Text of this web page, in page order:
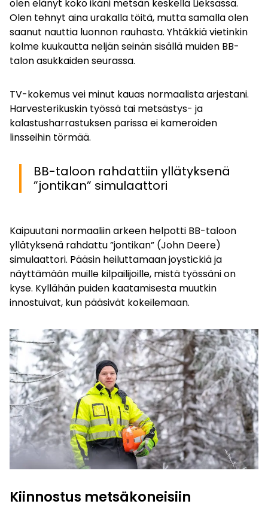
olen elänyt koko ikäni metsän keskellä Lieksassa.
Olen tehnyt aina urakalla töitä, mutta samalla olen
saanut nauttia luonnon rauhasta. Yhtäkkiä vietinkin
kolme kuukautta neljän seinän sisällä muiden BB-
talon asukkaiden seurassa.
TV-kokemus vei minut kauas normaalista arjestani.
Harvesterikuskin työssä tai metsästys- ja
kalastusharrastuksen parissa ei kameroiden
linsseihin törmää.
BB-taloon rahdattiin yllätyksenä
”jontikan” simulaattori
Kaipuutani normaaliin arkeen helpotti BB-taloon
yllätyksenä rahdattu ”jontikan” (John Deere)
simulaattori. Pääsin heiluttamaan joystickiä ja
näyttämään muille kilpailijoille, mistä työssäni on
kyse. Kyllähän puiden kaatamisesta muutkin
innostuivat, kun pääsivät kokeilemaan.
Kiinnostus metsäkoneisiin